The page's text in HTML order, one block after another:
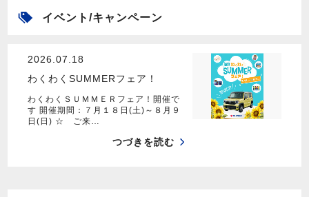
イベント/キャンペーン
2026.07.18
わくわくSUMMERフェア！
わくわくＳＵＭＭＥＲフェア！開催で
す 開催期間：７月１８日(土)～８月９
日(日) ☆ ご来…
つづきを読む